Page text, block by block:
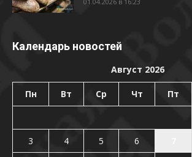
Календарь новостей
Август 2026
Пн Вт Ср Чт Пт
3
4 5 6